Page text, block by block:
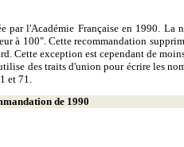
par l'Académie Française en 1990.
à 100". Cette recommandation
Cette exception est cependant de
des traits d'union pour écrire les
et 71.
de 1990